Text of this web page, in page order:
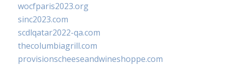
wocfparis2023.org
sinc2023.com
scdlqatar2022-qa.com
thecolumbiagrill.com
provisionscheeseandwineshoppe.com